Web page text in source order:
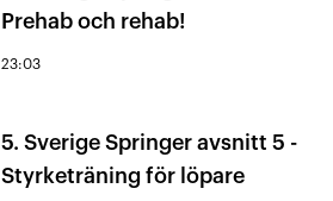
Prehab och rehab!
23:03
5. Sverige Springer avsnitt 5 -
Styrketräning för löpare